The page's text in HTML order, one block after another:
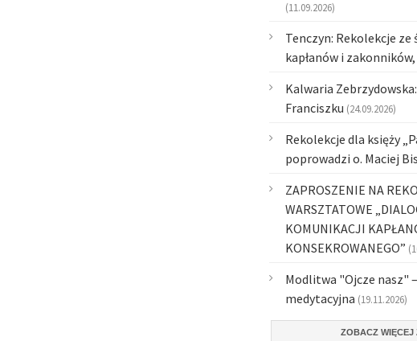
(11.09.2026)
Tenczyn: Rekolekcje ze
kapłanów i zakonników,
Kalwaria
Franciszku (24.09.2026)
Rekolekcje dla księży
poprowadzi o. Maciej
ZAPROSZENIE NA
WARSZTATOWE
KOMUNIKACJI
KONSEKROWANEGO”
Modlitwa "Ojcze nasz"
medytacyjna (19.11.2026)
ZOBACZ WIĘCEJ